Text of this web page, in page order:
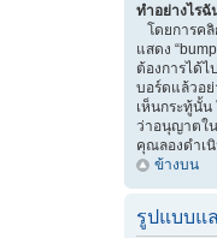
ทำอย่างไรฉั
โดยการคลิ
แสดง
ต้องการได้
บอร์ดแล้วอ
เห็นกระทู้นั้
ว่าอนุญาตใ
คุณลองดำเ
ข้างบน
รูปแบบแ